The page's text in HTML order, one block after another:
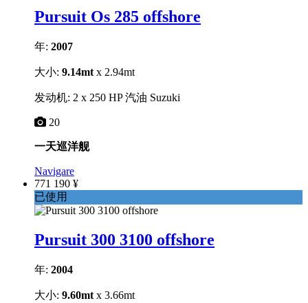
Pursuit Os 285 offshore
年: 2007
大小: 9.14mt x 2.94mt
发动机: 2 x 250 HP 汽油 Suzuki
20
一天巡洋舰
Navigare
771 190 ¥
已使用
Pursuit 300 3100 offshore
年: 2004
大小: 9.60mt x 3.66mt